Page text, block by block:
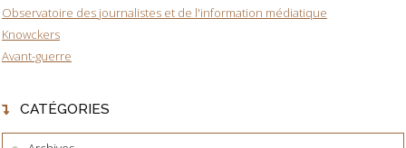
Observatoire des journalistes et de l'information médiatique
Knowckers
Avant-guerre
CATÉGORIES